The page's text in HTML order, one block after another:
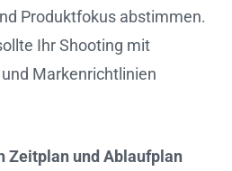
Produktfokus abstimmen.
Ihr Shooting mit
Markenrichtlinien
Zeitplan und Ablaufplan